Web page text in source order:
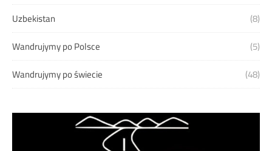
Uzbekistan
(8)
Wandrujymy po Polsce
(5)
Wandrujymy po świecie
(48)